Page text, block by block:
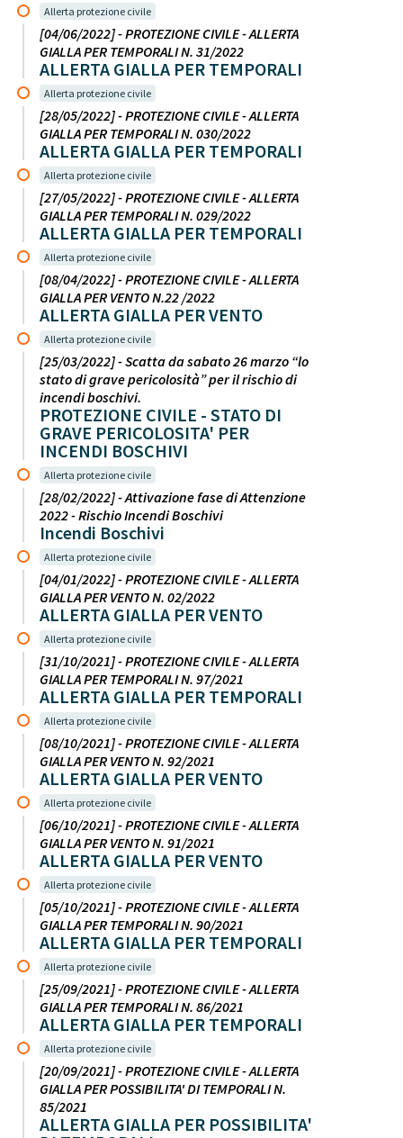
Allerta protezione civile
[04/06/2022] - PROTEZIONE CIVILE - ALLERTA
GIALLA PER TEMPORALI N. 31/2022
ALLERTA GIALLA PER TEMPORALI
Allerta protezione civile
[28/05/2022] - PROTEZIONE CIVILE - ALLERTA
GIALLA PER TEMPORALI N. 030/2022
ALLERTA GIALLA PER TEMPORALI
Allerta protezione civile
[27/05/2022] - PROTEZIONE CIVILE - ALLERTA
GIALLA PER TEMPORALI N. 029/2022
ALLERTA GIALLA PER TEMPORALI
Allerta protezione civile
[08/04/2022] - PROTEZIONE CIVILE - ALLERTA
GIALLA PER VENTO N.22 /2022
ALLERTA GIALLA PER VENTO
Allerta protezione civile
[25/03/2022] - Scatta da sabato 26 marzo “lo
stato di grave pericolosità” per il rischio di
incendi boschivi.
PROTEZIONE CIVILE - STATO DI
GRAVE PERICOLOSITA' PER
INCENDI BOSCHIVI
Allerta protezione civile
[28/02/2022] - Attivazione fase di Attenzione
2022 - Rischio Incendi Boschivi
Incendi Boschivi
Allerta protezione civile
[04/01/2022] - PROTEZIONE CIVILE - ALLERTA
GIALLA PER VENTO N. 02/2022
ALLERTA GIALLA PER VENTO
Allerta protezione civile
[31/10/2021] - PROTEZIONE CIVILE - ALLERTA
GIALLA PER TEMPORALI N. 97/2021
ALLERTA GIALLA PER TEMPORALI
Allerta protezione civile
[08/10/2021] - PROTEZIONE CIVILE - ALLERTA
GIALLA PER VENTO N. 92/2021
ALLERTA GIALLA PER VENTO
Allerta protezione civile
[06/10/2021] - PROTEZIONE CIVILE - ALLERTA
GIALLA PER VENTO N. 91/2021
ALLERTA GIALLA PER VENTO
Allerta protezione civile
[05/10/2021] - PROTEZIONE CIVILE - ALLERTA
GIALLA PER TEMPORALI N. 90/2021
ALLERTA GIALLA PER TEMPORALI
Allerta protezione civile
[25/09/2021] - PROTEZIONE CIVILE - ALLERTA
GIALLA PER TEMPORALI N. 86/2021
ALLERTA GIALLA PER TEMPORALI
Allerta protezione civile
[20/09/2021] - PROTEZIONE CIVILE - ALLERTA
GIALLA PER POSSIBILITA' DI TEMPORALI N.
85/2021
ALLERTA GIALLA PER POSSIBILITA'